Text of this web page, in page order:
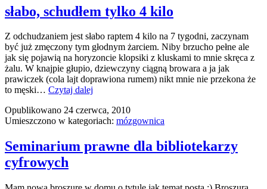
słabo, schudłem tylko 4 kilo
Z odchudzaniem jest słabo raptem 4 kilo na 7 tygodni, zaczynam
być już zmęczony tym głodnym żarciem. Niby brzucho pełne ale
jak się pojawią na horyzoncie klopsiki z kluskami to mnie skręca z
żalu. W knajpie głupio, dziewczyny ciągną browara a ja jak
prawiczek (cola lajt doprawiona rumem) nikt mnie nie przekona że
to męski… Czytaj dalej
tylko
4
Opublikowano 24 czerwca, 2010
Umieszczono w kategoriach: mózgownica
Seminarium prawne dla bibliotekarzy
cyfrowych